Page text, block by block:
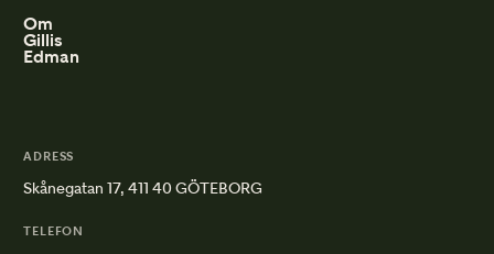
Om
Gillis
Edman
ADRESS
Skånegatan 17, 411 40 GÖTEBORG
TELEFON